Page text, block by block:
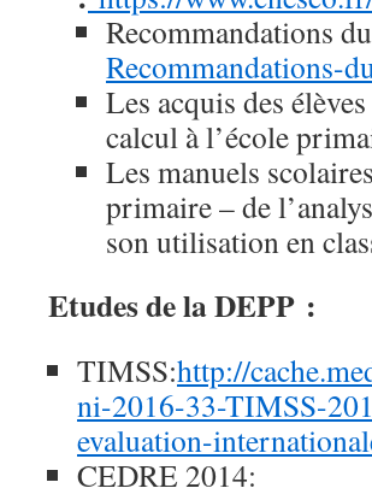
Recommandations
Recommandations-
Les acquis des
calcul à l’école
Les manuels
primaire – de
son utilisation en
Etudes de la DEPP :
TIMSS:http://
ni-2016-33-TIMSS-
evaluation-
CEDRE 2014: